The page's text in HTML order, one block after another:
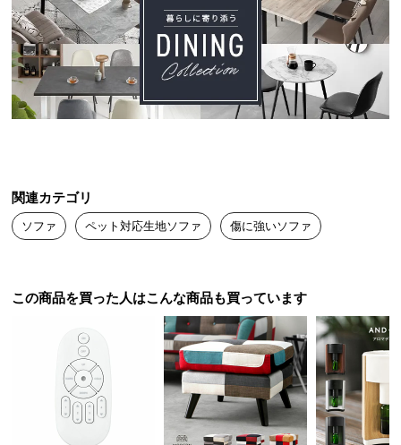
送
料
に
つ
い
て
商
品
の
に
関連カテゴリ
ソファ ペット対応生地ソファ 傷に強いソファ
この商品を買った人はこんな商品も買っています